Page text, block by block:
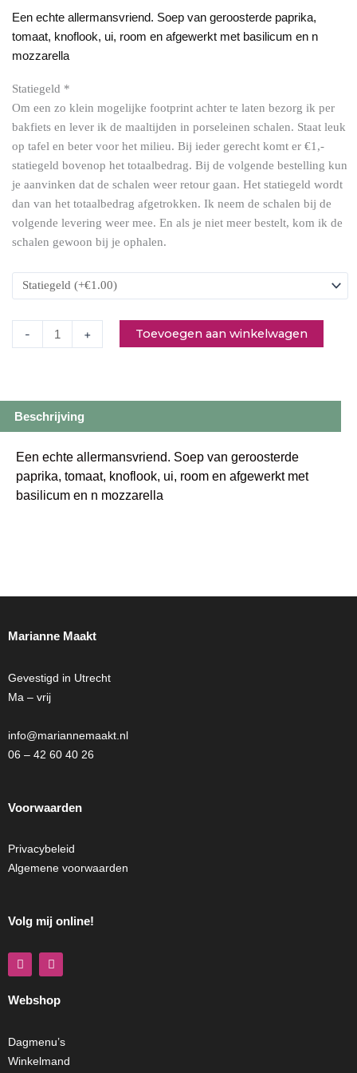
Een echte allermansvriend. Soep van geroosterde paprika,
tomaat, knoflook, ui, room en afgewerkt met basilicum en n
mozzarella
Statiegeld *
Om een zo klein mogelijke footprint achter te laten bezorg ik per
bakfiets en lever ik de maaltijden in porseleinen schalen. Staat leuk
op tafel en beter voor het milieu. Bij ieder gerecht komt er €1,-
statiegeld bovenop het totaalbedrag. Bij de volgende bestelling kun
je aanvinken dat de schalen weer retour gaan. Het statiegeld wordt
dan van het totaalbedrag afgetrokken. Ik neem de schalen bij de
volgende levering weer mee. En als je niet meer bestelt, kom ik de
schalen gewoon bij je ophalen.
-
Geroosterde
paprikasoep
(donderdag)
aantal
+ Toevoegen aan winkelwagen
Beschrijving
Een echte allermansvriend. Soep van geroosterde
paprika, tomaat, knoflook, ui, room en afgewerkt met
basilicum en n mozzarella
Marianne Maakt
Gevestigd in Utrecht
Ma – vrij
info@mariannemaakt.nl
06 – 42 60 40 26
Voorwaarden
Privacybeleid
Algemene voorwaarden
Volg mij online!
F
a
c
e
b
k
I
n
s
a
a
Webshop
Dagmenu’s
Winkelmand